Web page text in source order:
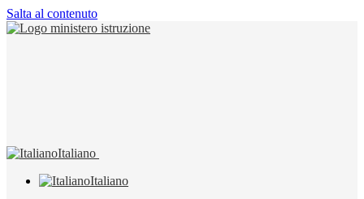
Salta al contenuto
Italiano
Italiano